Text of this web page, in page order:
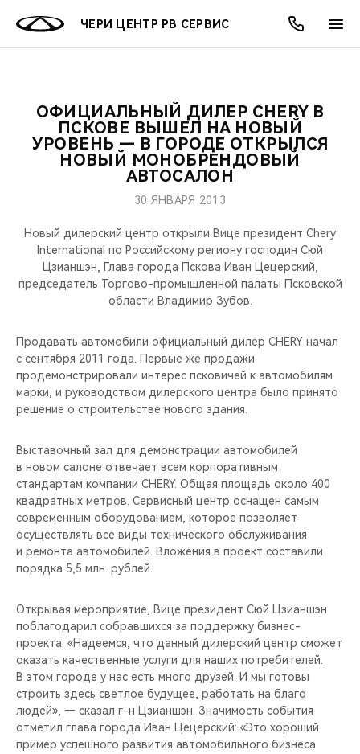
ЧЕРИ ЦЕНТР РВ СЕРВИС
МОДЕЛИ
ВСЕ МОДЕЛИ
ПОКУПАТЕЛЯМ
ВЫБОР И ПОКУПКА
КРЕДИТ И СТРАХОВАНИЕ
ВЛАДЕЛЬЦАМ
ЗАПЧАСТИ И АКСЕССУАРЫ
ПОДДЕРЖКА
CHERY CONNECT
МИР CHERY
АКСЕССУАРЫ
CHERY В СОЦСЕТЯХ
ЛЮДИ CHERY
CHERY REMOTE
НАШИ МЕРОПРИЯТИЯ
ВИДЕООБЗОРЫ
CHERY ДЛЯ ДЕТЕЙ
АКЦИИ
ВЫГОДЫ И АКЦИИ
ОНЛАЙН СЕРВИСЫ
ВЫБОР И ПОКУПКА
О КОМПАНИИ
ОФИЦИАЛЬНЫЙ ДИЛЕР CHERY В
ПСКОВЕ ВЫШЕЛ НА НОВЫЙ
УРОВЕНЬ — В ГОРОДЕ ОТКРЫЛСЯ
НОВЫЙ МОНОБРЕНДОВЫЙ
АВТОСАЛОН
30 ЯНВАРЯ 2013
Новый дилерский центр открыли Вице президент Chery
International по Российскому региону господин Сюй
Цзианшэн, Глава города Пскова Иван Цецерский,
председатель Торгово-промышленной палаты Псковской
области Владимир Зубов.
Продавать автомобили официальный дилер CHERY начал
с сентября 2011 года. Первые же продажи
продемонстрировали интерес псковичей к автомобилям
марки, и руководством дилерского центра было принято
решение о строительстве нового здания.
Выставочный зал для демонстрации автомобилей
в новом салоне отвечает всем корпоративным
стандартам компании CHERY. Общая площадь около 400
квадратных метров. Сервисный центр оснащен самым
современным оборудованием, которое позволяет
осуществлять все виды технического обслуживания
и ремонта автомобилей. Вложения в проект составили
порядка 5,5 млн. рублей.
Открывая мероприятие, Вице президент Сюй Цзианшэн
поблагодарил собравшихся за поддержку бизнес-
проекта. «Надеемся, что данный дилерский центр сможет
оказать качественные услуги для наших потребителей.
В этом городе у нас есть много друзей. И мы готовы
строить здесь светлое будущее, работать на благо
людей», — сказал г-н Цзианшэн. Значимость события
отметил глава города Иван Цецерский: «Это хороший
пример успешного развития автомобильного бизнеса